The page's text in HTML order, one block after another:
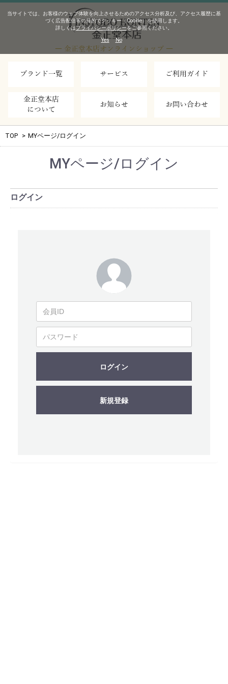
― 金正堂本店オンラインショップ ―
ブランド一覧 サービス ご利用ガイド
金正堂本店
について
お知らせ お問い合わせ
TOP > MYページ/ログイン
MYページ/ログイン
ログイン
ログイン
新規登録
当サイトでは、お客様のウェブ体験を向上させるためのアクセス分析及び、アクセス履歴に基
づく広告配信等の目的でクッキー（Cookie）を使用します。
詳しくはプライバシーポリシーをご参照ください。
Yes No